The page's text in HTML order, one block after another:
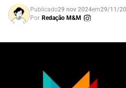
Publicado29 nov 2024em29/11/
Por Redação M&M